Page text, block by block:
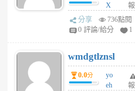
X
Pe
Jc
R
P
m
v
報
分享
736點閱
0 評論/給分
1
wmdgtlznsl
0.0分
yo
eh
報